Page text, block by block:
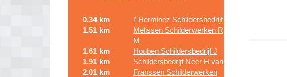
0.34 km
l' Herminez Schildersbedrijf
1.51 km
Melissen Schilderwerken R
M
1.61 km
Houben Schildersbedrijf J
1.91 km
Schildersbedrijf Neer H van
2.01 km
Franssen Schilderwerken